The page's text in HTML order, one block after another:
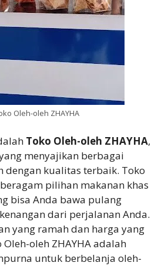
Oleh-oleh ZHAYHA
Toko Oleh-oleh ZHAYHA,
menyajikan berbagai
dengan kualitas terbaik. Toko
pilihan makanan khas
bisa Anda bawa pulang
dari perjalanan Anda.
yang ramah dan harga yang
oleh ZHAYHA adalah
untuk berbelanja oleh-